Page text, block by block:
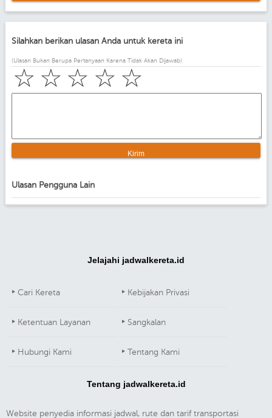
Silahkan berikan ulasan Anda untuk kereta ini
(Ulasan Bukan Berupa Pertanyaan Karena Tidak Akan Dijawab)
☆
☆
☆
☆
☆
Ulasan Pengguna Lain
Jelajahi jadwalkereta.id
Cari Kereta Kebijakan Privasi
Ketentuan Layanan Sangkalan
Hubungi Kami Tentang Kami
Tentang jadwalkereta.id
Website penyedia informasi jadwal, rute dan tarif transportasi